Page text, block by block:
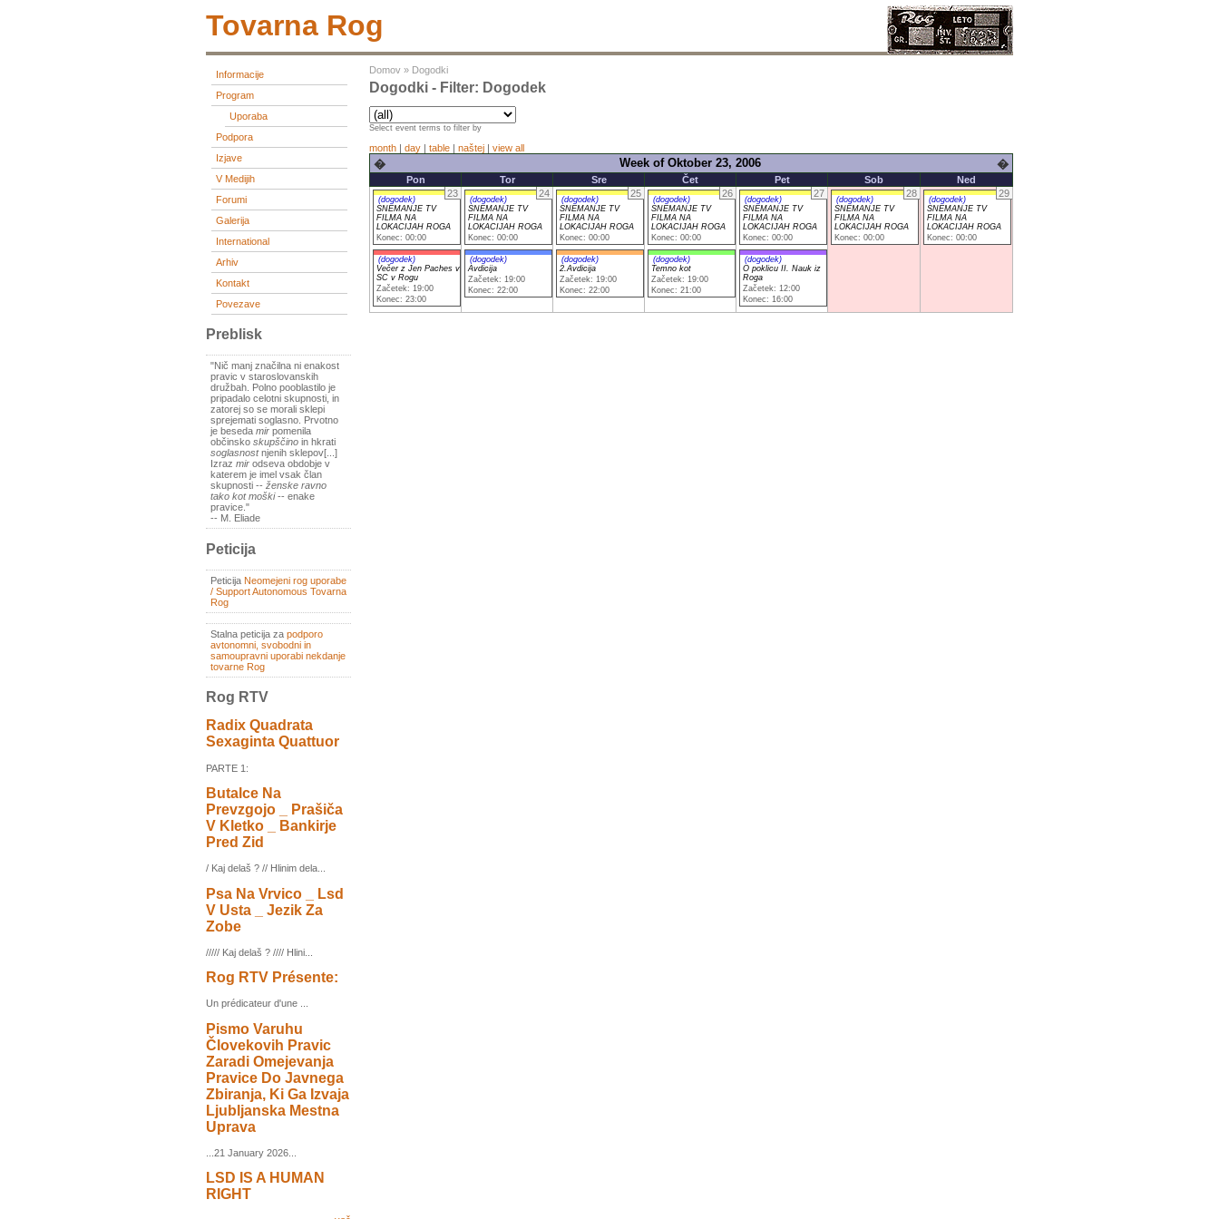
Tovarna Rog
Informacije
Program
Uporaba
Podpora
Izjave
V Medijih
Forumi
Galerija
International
Arhiv
Kontakt
Povezave
Preblisk
"Nič manj značilna ni enakost
pravic v staroslovanskih
družbah. Polno pooblastilo je
pripadalo celotni skupnosti, in
zatorej so se morali sklepi
sprejemati soglasno. Prvotno
je beseda mir pomenila
občinsko skupščino in hkrati
soglasnostnjenih sklepov[...]
Izraz mir odseva obdobje v
katerem je imel vsak član
skupnosti -- ženske ravno
tako kot moški-- enake
pravice."
-- M. Eliade
Peticija
Peticija Neomejeni rog uporabe
/ Support Autonomous Tovarna
Rog
Stalna peticija za podporo
avtonomni, svobodni in
samoupravni uporabi nekdanje
tovarne Rog
Rog RTV
Radix Quadrata
Sexaginta Quattuor
PARTE 1:
Butalce Na
Prevzgojo _ Prašiča
V Kletko _ Bankirje
Pred Zid
/ Kaj delaš ? // Hlinim dela...
Psa Na Vrvico _ Lsd
V Usta _ Jezik Za
Zobe
///// Kaj delaš ? //// Hlini...
Rog RTV Présente:
Un prédicateur d'une ...
Pismo Varuhu
Človekovih Pravic
Zaradi Omejevanja
Pravice Do Javnega
Zbiranja, Ki Ga Izvaja
Ljubljanska Mestna
Uprava
...21 January 2026...
LSD IS A HUMAN
RIGHT
Domov » Dogodki
Dogodki - Filter: Dogodek
Select event terms to filter by
month | day | table | naštej | view all
� Week of Oktober 23, 2006 �
Pon Tor Sre Čet Pet Sob
Ned
23
(dogodek)
SNEMANJE TV
FILMA NA
LOKACIJAH ROGA
Konec: 00:00
(dogodek)
Večer z Jen Paches v
SC v Rogu
Začetek: 19:00
Konec: 23:00
24
(dogodek)
SNEMANJE TV
FILMA NA
LOKACIJAH ROGA
Konec: 00:00
(dogodek)
Avdicija
Začetek: 19:00
Konec: 22:00
25
(dogodek)
SNEMANJE TV
FILMA NA
LOKACIJAH ROGA
Konec: 00:00
(dogodek)
2.Avdicija
Začetek: 19:00
Konec: 22:00
26
(dogodek)
SNEMANJE TV
FILMA NA
LOKACIJAH ROGA
Konec: 00:00
(dogodek)
Temno kot
Začetek: 19:00
Konec: 21:00
27
(dogodek)
SNEMANJE TV
FILMA NA
LOKACIJAH ROGA
Konec: 00:00
(dogodek)
O poklicu II. Nauk iz
Roga
Začetek: 12:00
Konec: 16:00
28
(dogodek)
SNEMANJE TV
FILMA NA
LOKACIJAH ROGA
Konec: 00:00
29
(dogodek)
SNEMANJE TV
FILMA NA
LOKACIJAH ROGA
Konec: 00:00